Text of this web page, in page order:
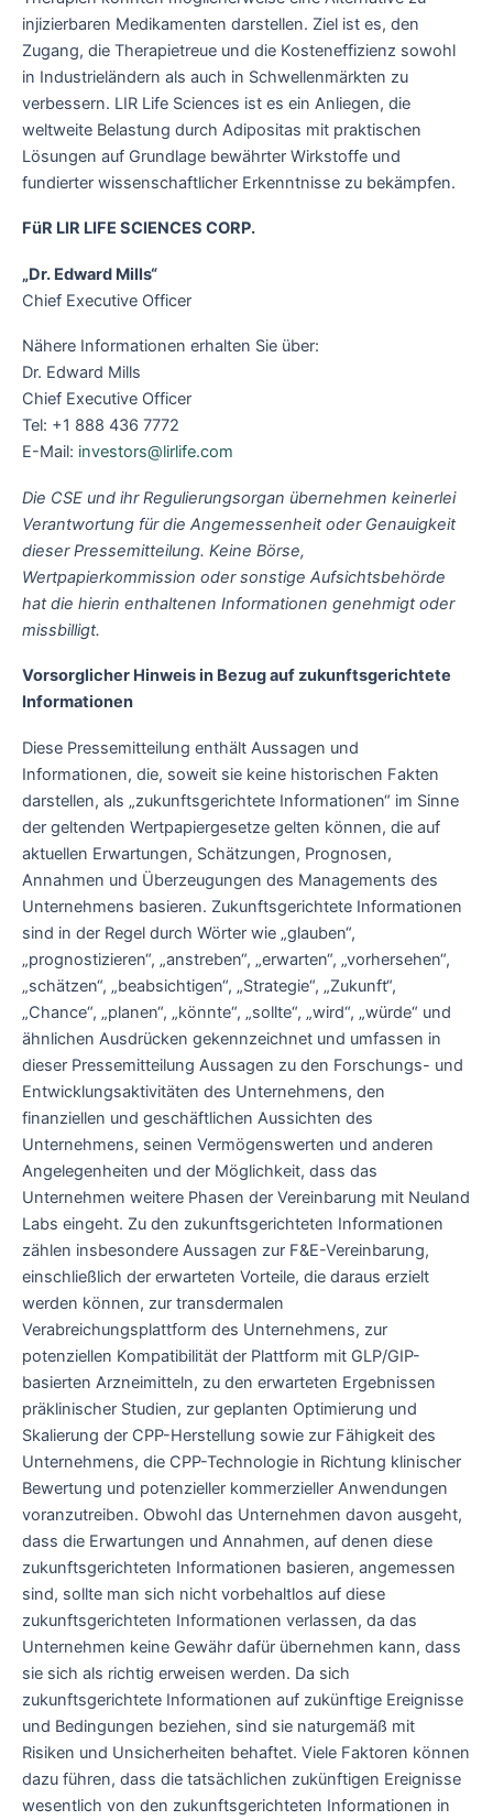
injizierbaren Medikamenten darstellen. Ziel ist es, den
Zugang, die Therapietreue und die Kosteneffizienz sowohl
in Industrieländern als auch in Schwellenmärkten zu
verbessern. LIR Life Sciences ist es ein Anliegen, die
weltweite Belastung durch Adipositas mit praktischen
Lösungen auf Grundlage bewährter Wirkstoffe und
fundierter wissenschaftlicher Erkenntnisse zu bekämpfen.
FüR LIR LIFE SCIENCES CORP.
„Dr. Edward Mills“
Chief Executive Officer
Nähere Informationen erhalten Sie über:
Dr. Edward Mills
Chief Executive Officer
Tel: +1 888 436 7772
E-Mail: investors@lirlife.com
Die CSE und ihr Regulierungsorgan übernehmen keinerlei
Verantwortung für die Angemessenheit oder Genauigkeit
dieser Pressemitteilung. Keine Börse,
Wertpapierkommission oder sonstige Aufsichtsbehörde
hat die hierin enthaltenen Informationen genehmigt oder
missbilligt.
Vorsorglicher Hinweis in Bezug auf zukunftsgerichtete
Informationen
Diese Pressemitteilung enthält Aussagen und
Informationen, die, soweit sie keine historischen Fakten
darstellen, als „zukunftsgerichtete Informationen“ im Sinne
der geltenden Wertpapiergesetze gelten können, die auf
aktuellen Erwartungen, Schätzungen, Prognosen,
Annahmen und Überzeugungen des Managements des
Unternehmens basieren. Zukunftsgerichtete Informationen
sind in der Regel durch Wörter wie „glauben“,
„prognostizieren“, „anstreben“, „erwarten“, „vorhersehen“,
„schätzen“, „beabsichtigen“, „Strategie“, „Zukunft“,
„Chance“, „planen“, „könnte“, „sollte“, „wird“, „würde“ und
ähnlichen Ausdrücken gekennzeichnet und umfassen in
dieser Pressemitteilung Aussagen zu den Forschungs- und
Entwicklungsaktivitäten des Unternehmens, den
finanziellen und geschäftlichen Aussichten des
Unternehmens, seinen Vermögenswerten und anderen
Angelegenheiten und der Möglichkeit, dass das
Unternehmen weitere Phasen der Vereinbarung mit Neuland
Labs eingeht. Zu den zukunftsgerichteten Informationen
zählen insbesondere Aussagen zur F&E-Vereinbarung,
einschließlich der erwarteten Vorteile, die daraus erzielt
werden können, zur transdermalen
Verabreichungsplattform des Unternehmens, zur
potenziellen Kompatibilität der Plattform mit GLP/GIP-
basierten Arzneimitteln, zu den erwarteten Ergebnissen
präklinischer Studien, zur geplanten Optimierung und
Skalierung der CPP-Herstellung sowie zur Fähigkeit des
Unternehmens, die CPP-Technologie in Richtung klinischer
Bewertung und potenzieller kommerzieller Anwendungen
voranzutreiben. Obwohl das Unternehmen davon ausgeht,
dass die Erwartungen und Annahmen, auf denen diese
zukunftsgerichteten Informationen basieren, angemessen
sind, sollte man sich nicht vorbehaltlos auf diese
zukunftsgerichteten Informationen verlassen, da das
Unternehmen keine Gewähr dafür übernehmen kann, dass
sie sich als richtig erweisen werden. Da sich
zukunftsgerichtete Informationen auf zukünftige Ereignisse
und Bedingungen beziehen, sind sie naturgemäß mit
Risiken und Unsicherheiten behaftet. Viele Faktoren können
dazu führen, dass die tatsächlichen zukünftigen Ereignisse
wesentlich von den zukunftsgerichteten Informationen in